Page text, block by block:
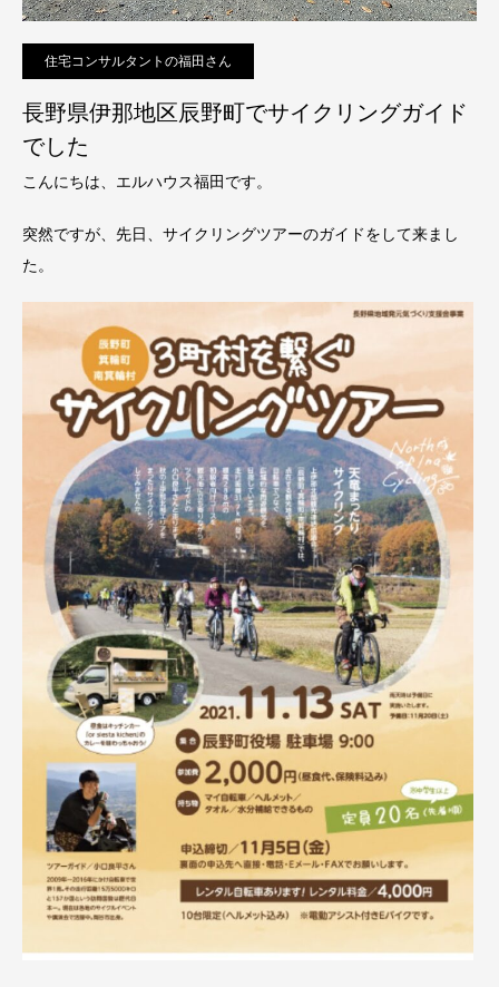
住宅コンサルタントの福田さん
長野県伊那地区辰野町でサイクリングガイド
でした
こんにちは、エルハウス福田です。
突然ですが、先日、サイクリングツアーのガイドをして来まし
た。